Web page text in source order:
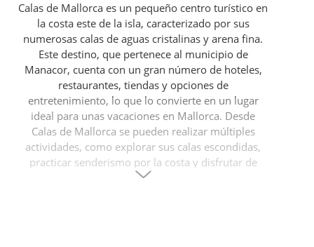
Calas de Mallorca es un pequeño centro turístico en
la costa este de la isla, caracterizado por sus
numerosas calas de aguas cristalinas y arena fina.
Este destino, que pertenece al municipio de
Manacor, cuenta con un gran número de hoteles,
restaurantes, tiendas y opciones de
entretenimiento, lo que lo convierte en un lugar
ideal para unas vacaciones en Mallorca. Desde
Calas de Mallorca se pueden realizar múltiples
actividades, como explorar sus calas escondidas,
practicar senderismo por la costa y disfrutar de
excursiones organizadas a los principales atractivos